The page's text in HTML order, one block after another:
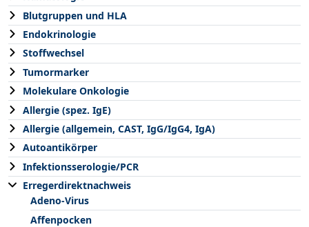
Blutgruppen und HLA
Endokrinologie
Stoffwechsel
Tumormarker
Molekulare Onkologie
Allergie (spez. IgE)
Allergie (allgemein, CAST, IgG/IgG4, IgA)
Autoantikörper
Infektionsserologie/PCR
Erregerdirektnachweis
Adeno-Virus
Affenpocken